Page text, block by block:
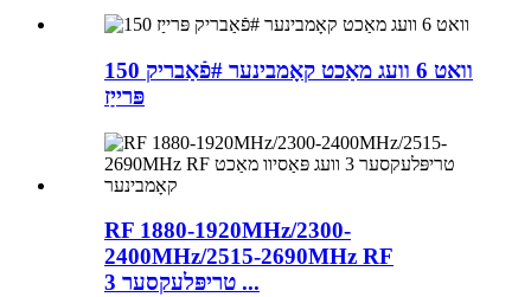
150 וואט 6 וועג מאַכט קאָמבינער #פֿאַבריק
פּרייַז
RF 1880-1920MHz/2300-
2400MHz/2515-2690MHz RF
טריפּלעקסער 3 ...